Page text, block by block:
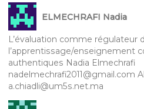
ELMECHRAFI Nadia
L’évaluation comme régulateur
l’apprentissage/enseignement
authentiques Nadia Elmechrafi
nadelmechrafi2011@gmail.com
a.chiadli@um5s.net.ma